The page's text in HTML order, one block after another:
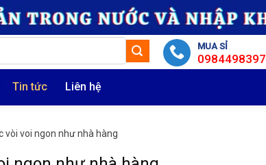
MUA SỈ
0984498397
Tin tức Liên hệ
vòi voi ngon như nhà hàng